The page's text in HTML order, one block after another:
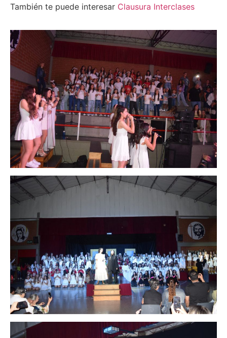
También te puede interesar Clausura Interclases